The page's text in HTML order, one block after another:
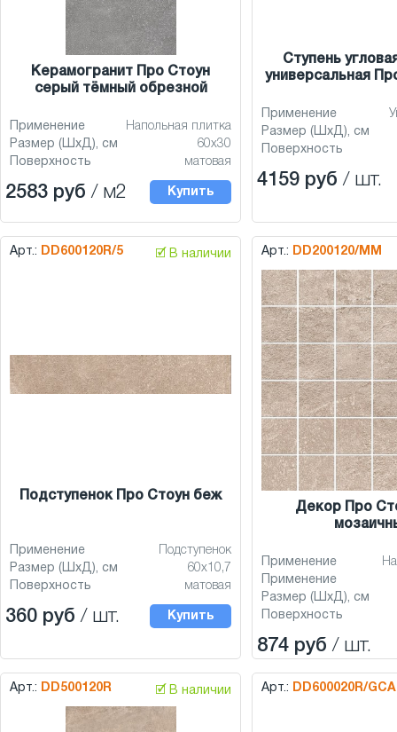
Керамогранит Про Стоун
серый тёмный обрезной
Применение
Напольная плитка
Размер (ШхД), см
60x30
Поверхность
матовая
2583 руб / м2 Купить
Ступень
универсальная
Применение
Размер (ШхД), см
Поверхность
4159 руб / шт.
Арт.: DD600120R/5 🗹 В наличии
Подступенок Про Стоун беж
Применение
Подступенок
Размер (ШхД), см
60x10,7
Поверхность
матовая
360 руб / шт. Купить
Арт.: DD200120/MM
Декор Про
Применение
Применение
Размер (ШхД), см
Поверхность
874 руб / шт.
Арт.: DD500120R 🗹 В наличии Арт.: DD600020R/GCA